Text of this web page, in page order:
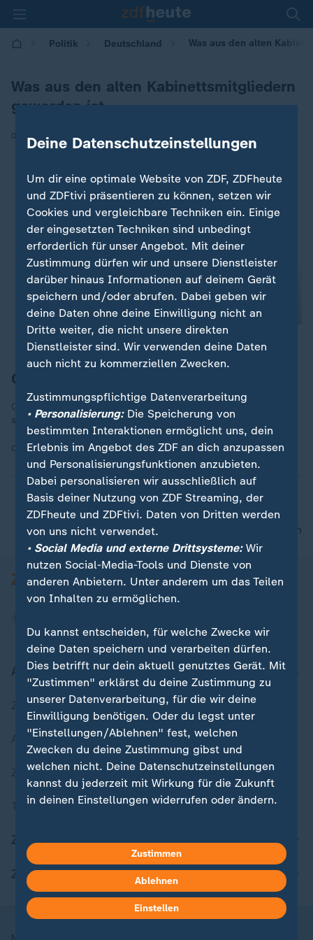
Politik Deutschland Was aus den alten
Was aus den alten Kabinettsmitgliedern
geworden ist.
07.10.2025 | 14:17
Christian Lindner (FDP)
Christian Lindner, Ex-Finanzminister, ist seit Januar 2026
stellvertretender Vorstandsvorsitzender der Autoland AG.
Quelle:dpa
nach oben
Aktuell bei ZDFheute
Zuletzt veröffentlicht
Aktuelle Sendungs-Videos
ZDFheute Stories
Themen im Überblick
ZDFheute Update
ZDFheute Apps
Nutzungsbedingungen
Deine Datenschutzeinstellungen
Um dir eine optimale Website von ZDF, ZDFheute
und ZDFtivi präsentieren zu können, setzen wir
Cookies und vergleichbare Techniken ein. Einige
der eingesetzten Techniken sind unbedingt
erforderlich für unser Angebot. Mit deiner
Zustimmung dürfen wir und unsere Dienstleister
darüber hinaus Informationen auf deinem Gerät
speichern und/oder abrufen. Dabei geben wir
deine Daten ohne deine Einwilligung nicht an
Dritte weiter, die nicht unsere direkten
Dienstleister sind. Wir verwenden deine Daten
auch nicht zu kommerziellen Zwecken.
Zustimmungspflichtige Datenverarbeitung
• Personalisierung:Die Speicherung von
bestimmten Interaktionen ermöglicht uns, dein
Erlebnis im Angebot des ZDF an dich anzupassen
und Personalisierungsfunktionen anzubieten.
Dabei personalisieren wir ausschließlich auf
Basis deiner Nutzung von ZDF Streaming, der
ZDFheute und ZDFtivi. Daten von Dritten werden
von uns nicht verwendet.
• Social Media und externe Drittsysteme:Wir
nutzen Social-Media-Tools und Dienste von
anderen Anbietern. Unter anderem um das Teilen
von Inhalten zu ermöglichen.
Du kannst entscheiden, für welche Zwecke wir
deine Daten speichern und verarbeiten dürfen.
Dies betrifft nur dein aktuell genutztes Gerät. Mit
"Zustimmen" erklärst du deine Zustimmung zu
unserer Datenverarbeitung, für die wir deine
Einwilligung benötigen. Oder du legst unter
"Einstellungen/Ablehnen" fest, welchen
Zwecken du deine Zustimmung gibst und
welchen nicht. Deine Datenschutzeinstellungen
kannst du jederzeit mit Wirkung für die Zukunft
in deinen Einstellungen widerrufen oder ändern.
Weitere Informationen findest du in unserer
Datenschutzerklärung.
Zustimmen
Ablehnen
Einstellen